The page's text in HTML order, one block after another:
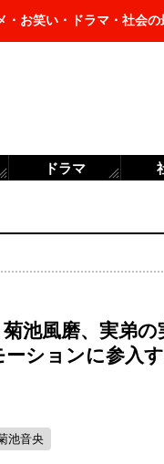
・お笑い・ドラマ・社会の
池風磨、実弟の
ーションに参入
池音央
ドラマ